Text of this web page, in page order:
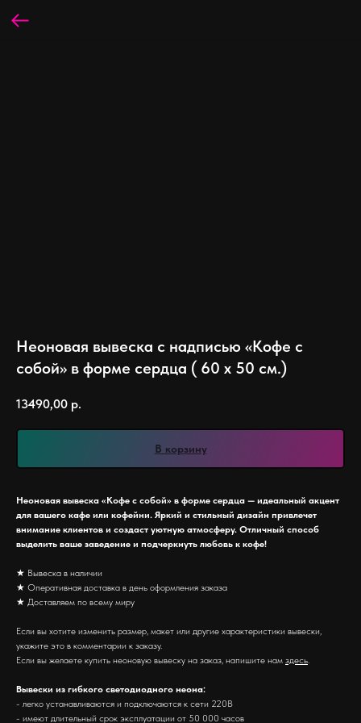
Неоновая вывеска с надписью «Кофе с
собой» в форме сердца ( 60 х 50 см.)
13490,00 р.
В корзину
Неоновая вывеска «Кофе с собой» в форме сердца — идеальный акцент
для вашего кафе или кофейни. Яркий и стильный дизайн привлечет
внимание клиентов и создаст уютную атмосферу. Отличный способ
выделить ваше заведение и подчеркнуть любовь к кофе!
★ Вывеска в наличии
★ Оперативная доставка в день оформления заказа
★ Доставляем по всему миру
Если вы хотите изменить размер, макет или другие характеристики вывески,
укажите это в комментарии к заказу.
Если вы желаете купить неоновую вывеску на заказ, напишите нам здесь.
Вывески из гибкого светодиодного неона:
- легко устанавливаются и подключаются к сети 220В
- имеют длительный срок эксплуатации от 50 000 часов